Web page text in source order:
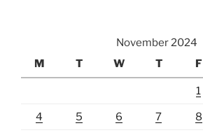
November 2024
M
T W T F
1
4 5 6 7 8